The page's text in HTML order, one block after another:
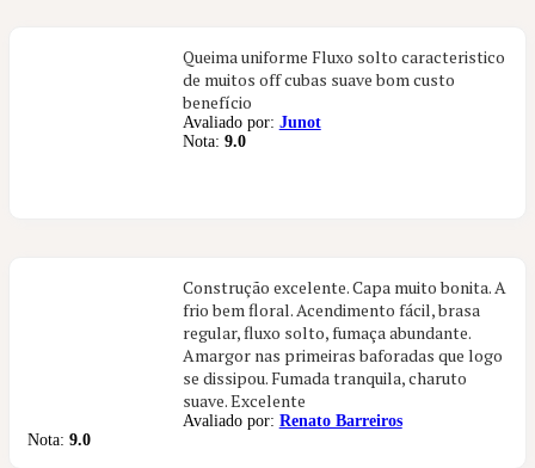
Queima uniforme Fluxo solto caracteristico
de muitos off cubas suave bom custo
benefício
Avaliado por: Junot
Nota: 9.0
Construção excelente. Capa muito bonita. A
frio bem floral. Acendimento fácil, brasa
regular, fluxo solto, fumaça abundante.
Amargor nas primeiras baforadas que logo
se dissipou. Fumada tranquila, charuto
suave. Excelente
Avaliado por: Renato Barreiros
Nota: 9.0